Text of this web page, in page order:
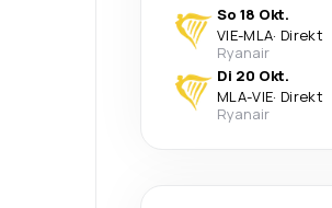
So 18 Okt.
VIE-MLA· Direkt
Ryanair
Di 20 Okt.
MLA-VIE· Direkt
Ryanair